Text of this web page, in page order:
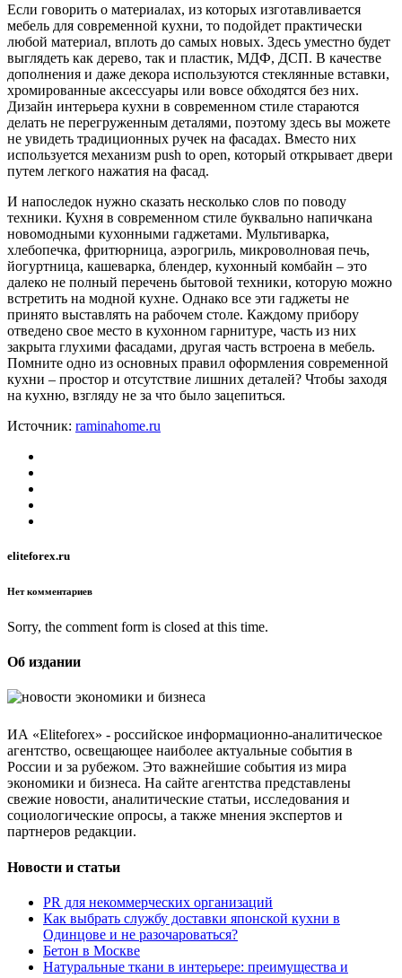
Если говорить о материалах, из которых изготавливается
мебель для современной кухни, то подойдет практически
любой материал, вплоть до самых новых. Здесь уместно будет
выглядеть как дерево, так и пластик, МДФ, ДСП. В качестве
дополнения и даже декора используются стеклянные вставки,
хромированные аксессуары или вовсе обходятся без них.
Дизайн интерьера кухни в современном стиле стараются
делать не перегруженным деталями, поэтому здесь вы можете
не увидеть традиционных ручек на фасадах. Вместо них
используется механизм push to open, который открывает двери
путем легкого нажатия на фасад.
И напоследок нужно сказать несколько слов по поводу
техники. Кухня в современном стиле буквально напичкана
новомодными кухонными гаджетами. Мультиварка,
хлебопечка, фритюрница, аэрогриль, микроволновая печь,
йогуртница, кашеварка, блендер, кухонный комбайн – это
далеко не полный перечень бытовой техники, которую можно
встретить на модной кухне. Однако все эти гаджеты не
принято выставлять на рабочем столе. Каждому прибору
отведено свое место в кухонном гарнитуре, часть из них
закрыта глухими фасадами, другая часть встроена в мебель.
Помните одно из основных правил оформления современной
кухни – простор и отсутствие лишних деталей? Чтобы заходя
на кухню, взгляду не за что было зацепиться.
Источник: raminahome.ru
eliteforex.ru
Нет комментариев
Sorry, the comment form is closed at this time.
Об издании
ИА «Eliteforex» - российское информационно-аналитическое
агентство, освещающее наиболее актуальные события в
России и за рубежом. Это важнейшие события из мира
экономики и бизнеса. На сайте агентства представлены
свежие новости, аналитические статьи, исследования и
социологические опросы, а также мнения экспертов и
партнеров редакции.
Новости и статьи
PR для некоммерческих организаций
Как выбрать службу доставки японской кухни в
Одинцове и не разочароваться?
Бетон в Москве
Натуральные ткани в интерьере: преимущества и